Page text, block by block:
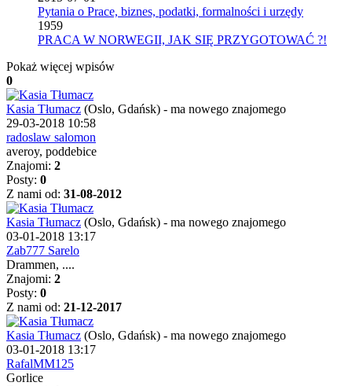
Pytania o Prace, biznes, podatki, formalności i urzędy
1959
PRACA W NORWEGII, JAK SIĘ PRZYGOTOWAĆ ?!
Pokaż więcej wpisów
0
Kasia Tłumacz (Oslo, Gdańsk) - ma nowego znajomego
29-03-2018 10:58
radoslaw salomon
averoy, poddebice
Znajomi: 2
Posty: 0
Z nami od: 31-08-2012
Kasia Tłumacz (Oslo, Gdańsk) - ma nowego znajomego
03-01-2018 13:17
Zab777 Sarelo
Drammen, ....
Znajomi: 2
Posty: 0
Z nami od: 21-12-2017
Kasia Tłumacz (Oslo, Gdańsk) - ma nowego znajomego
03-01-2018 13:17
RafalMM125
Gorlice